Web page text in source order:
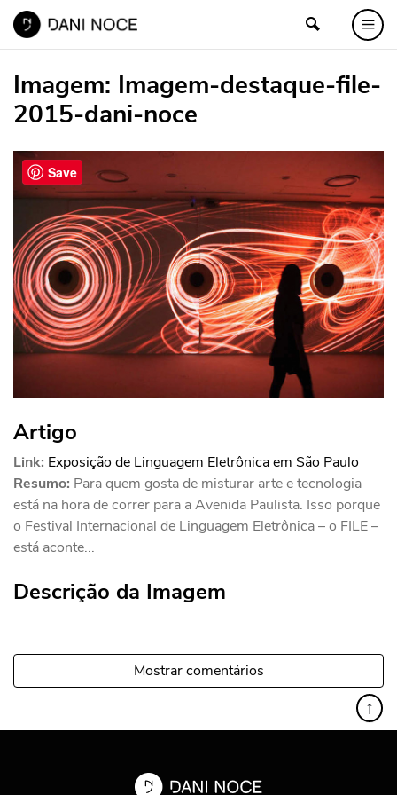
Imagem: Imagem-destaque-file-
2015-dani-noce
Artigo
Link: Exposição de Linguagem Eletrônica em São Paulo
Resumo: Para quem gosta de misturar arte e tecnologia
está na hora de correr para a Avenida Paulista. Isso porque
o Festival Internacional de Linguagem Eletrônica – o FILE –
está aconte...
Descrição da Imagem
Mostrar comentários
↑
Save